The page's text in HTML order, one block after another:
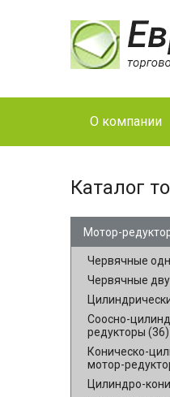
О компании
Каталог
Мотор-
Червячные
Червячные
Соосно-
редукторы (36)
Коническо-
мотор-
Цилиндро-